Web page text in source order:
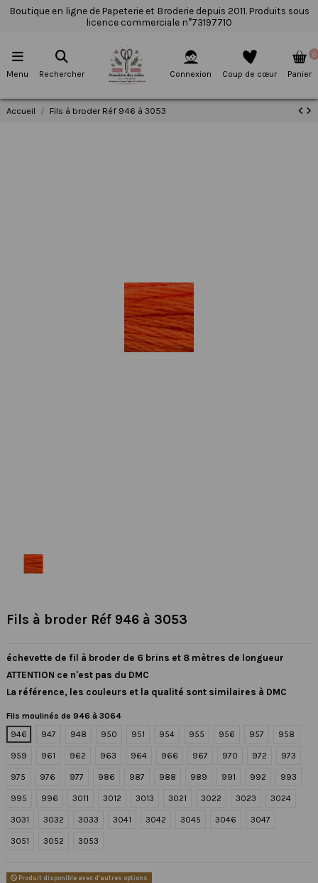
Boutique en ligne de Papeterie et Broderie depuis 2011. Produits sous
licence commerciale n°73197710
Menu Rechercher Connexion Coup de cœur
0
Panier
Accueil Fils à broder Réf 946 à 3053
Fils à broder Réf 946 à 3053
échevette de fil à broder de 6 brins et 8 mètres de longueur
ATTENTION ce n'est pas du DMC
La référence, les couleurs et la qualité sont similaires à DMC
Fils moulinés de 946 à 3064
946
947 948 950 951 954 955 956 957 958
959 961 962 963 964 966 967 970 972 973
975 976 977 986 987 988 989 991 992 993
995 996 3011 3012 3013 3021 3022 3023 3024
3031 3032 3033 3041 3042 3045 3046 3047
3051 3052 3053
Produit disponible avec d'autres options